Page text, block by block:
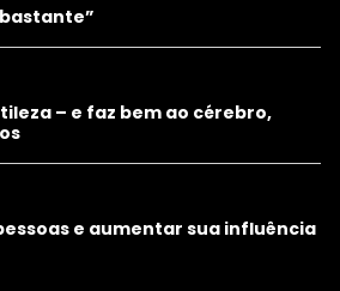
– e faz bem ao cérebro,
e aumentar sua influência